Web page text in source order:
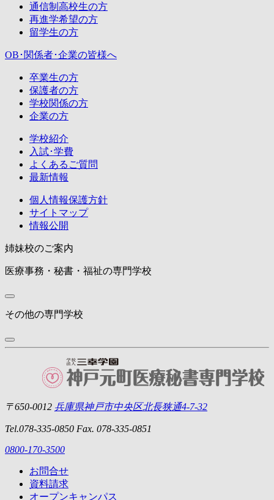
通信制高校生の方
再進学希望の方
留学生の方
OB･関係者･企業の皆様へ
卒業生の方
保護者の方
学校関係の方
企業の方
学校紹介
入試･学費
よくある ご質問
最新情報
個人情報保護方針
サイトマップ
情報公開
姉妹校のご案内
医療事務・秘書・福祉の専門学校
その他の専門学校
〒650-0012 兵庫県神戸市中央区北長狭通4-7-32
Tel.078-335-0850 Fax. 078-335-0851
0800-170-3500
お問合せ
資料請求
オープンキャンパス